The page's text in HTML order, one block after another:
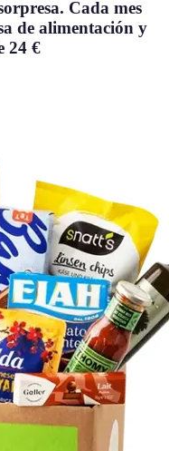
Cada mes
de alimentación y
24 €